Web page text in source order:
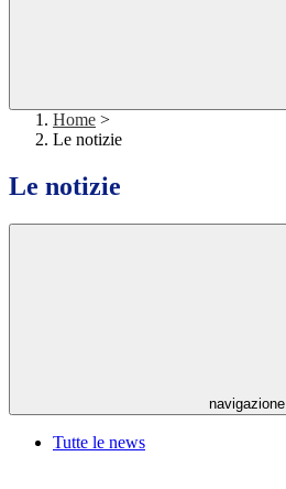
Home >
Le notizie
Le notizie
navigazione
Tutte le news